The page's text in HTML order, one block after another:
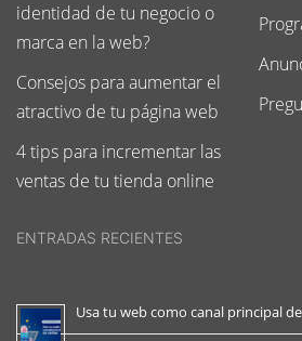
identidad de tu negocio o
marca en la web?
Consejos para aumentar el
atractivo de tu página web
4 tips para incrementar las
ventas de tu tienda online
ENTRADAS RECIENTES
Usa tu web como canal principal